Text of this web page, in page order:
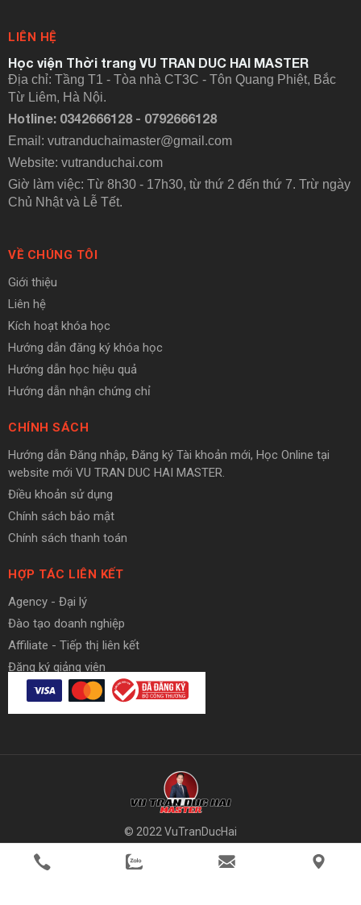
LIÊN HỆ
Học viện Thời trang VU TRAN DUC HAI MASTER
Địa chỉ: Tầng T1 - Tòa nhà CT3C - Tôn Quang Phiệt, Bắc
Từ Liêm, Hà Nội.
Hotline: 0342666128 - 0792666128
Email: vutranduchaimaster@gmail.com
Website: vutranduchai.com
Giờ làm việc: Từ 8h30 - 17h30, từ thứ 2 đến thứ 7. Trừ ngày
Chủ Nhật và Lễ Tết.
VỀ CHÚNG TÔI
Giới thiệu
Liên hệ
Kích hoạt khóa học
Hướng dẫn đăng ký khóa học
Hướng dẫn học hiệu quả
Hướng dẫn nhận chứng chỉ
CHÍNH SÁCH
Hướng dẫn Đăng nhập, Đăng ký Tài khoản mới, Học Online tại
website mới VU TRAN DUC HAI MASTER.
Điều khoản sử dụng
Chính sách bảo mật
Chính sách thanh toán
HỢP TÁC LIÊN KẾT
Agency - Đại lý
Đào tạo doanh nghiệp
Affiliate - Tiếp thị liên kết
Đăng ký giảng viên
© 2022 VuTranDucHai